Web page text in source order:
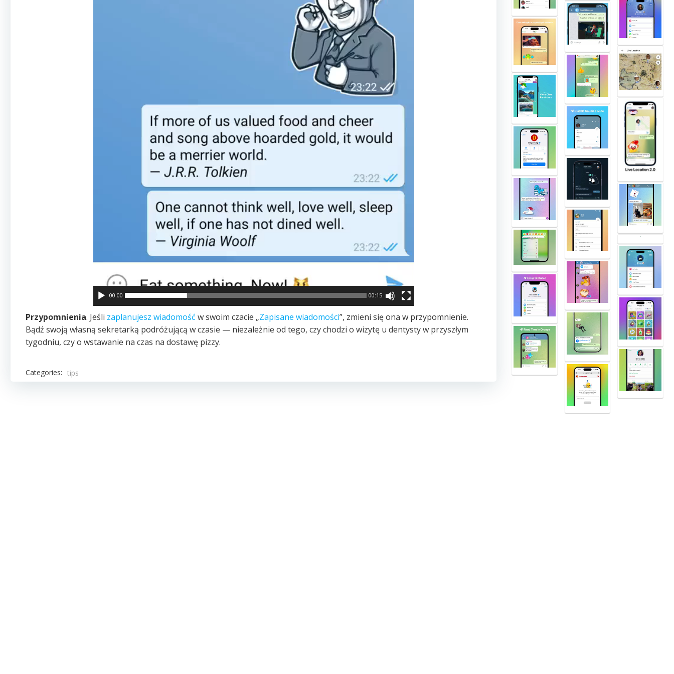
00:00 00:15
Przypomnienia. Jeśli zaplanujesz wiadomość w swoim czacie „Zapisane wiadomości”, zmieni się ona w przypomnienie.
Bądź swoją własną sekretarką podróżującą w czasie — niezależnie od tego, czy chodzi o wizytę u dentysty w przyszłym
tygodniu, czy o wstawanie na czas na dostawę pizzy.
Categories: tips